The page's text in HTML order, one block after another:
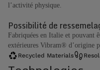
l’activité physique.
Possibilité de
Fabriquées en Italie et pouvant
extérieures Vibram® d’origine
Recycled Materials